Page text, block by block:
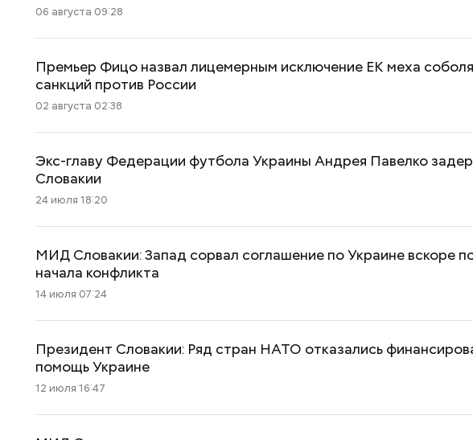
06 августа 09:28
Премьер Фицо назвал лицемерным исключение ЕК меха
санкций против России
02 августа 02:38
Экс-главу Федерации футбола Украины Андрея Павелко
Словакии
24 июля 18:20
МИД Словакии: Запад сорвал соглашение по Украине вскоре
начала конфликта
14 июля 07:24
Президент Словакии: Ряд стран НАТО отказались
помощь Украине
12 июля 16:47